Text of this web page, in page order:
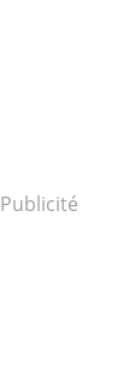
Publicité